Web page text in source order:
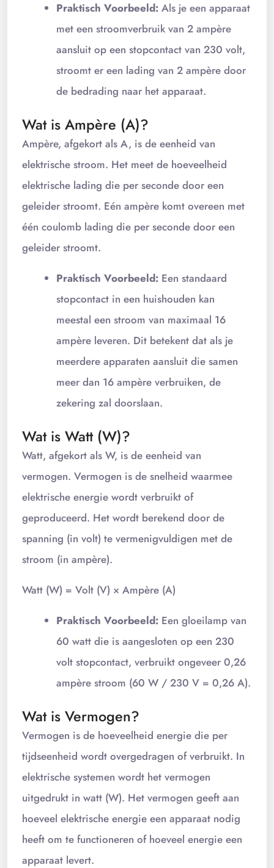
Praktisch Voorbeeld: Als je een apparaat
met een stroomverbruik van 2 ampère
aansluit op een stopcontact van 230 volt,
stroomt er een lading van 2 ampère door
de bedrading naar het apparaat.
Wat is Ampère (A)?
Ampère, afgekort als A, is de eenheid van
elektrische stroom. Het meet de hoeveelheid
elektrische lading die per seconde door een
geleider stroomt. Eén ampère komt overeen met
één coulomb lading die per seconde door een
geleider stroomt.
Praktisch Voorbeeld: Een standaard
stopcontact in een huishouden kan
meestal een stroom van maximaal 16
ampère leveren. Dit betekent dat als je
meerdere apparaten aansluit die samen
meer dan 16 ampère verbruiken, de
zekering zal doorslaan.
Wat is Watt (W)?
Watt, afgekort als W, is de eenheid van
vermogen. Vermogen is de snelheid waarmee
elektrische energie wordt verbruikt of
geproduceerd. Het wordt berekend door de
spanning (in volt) te vermenigvuldigen met de
stroom (in ampère).
Watt (W) = Volt (V) × Ampère (A)
Praktisch Voorbeeld: Een gloeilamp van
60 watt die is aangesloten op een 230
volt stopcontact, verbruikt ongeveer 0,26
ampère stroom (60 W / 230 V = 0,26 A).
Wat is Vermogen?
Vermogen is de hoeveelheid energie die per
tijdseenheid wordt overgedragen of verbruikt. In
elektrische systemen wordt het vermogen
uitgedrukt in watt (W). Het vermogen geeft aan
hoeveel elektrische energie een apparaat nodig
heeft om te functioneren of hoeveel energie een
apparaat levert.